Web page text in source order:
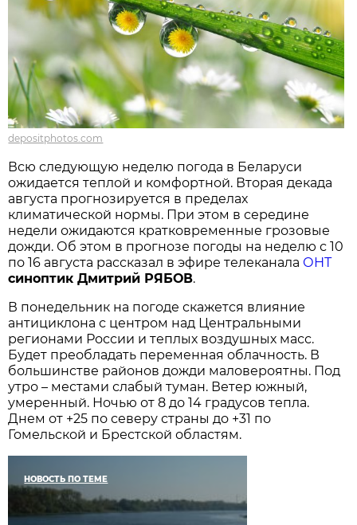
depositphotos.com
Всю следующую неделю погода в Беларуси
ожидается теплой и комфортной. Вторая декада
августа прогнозируется в пределах
климатической нормы. При этом в середине
недели ожидаются кратковременные грозовые
дожди. Об этом в прогнозе погоды на неделю с 10
по 16 августа рассказал в эфире телеканала ОНТ
синоптик Дмитрий РЯБОВ.
В понедельник на погоде скажется влияние
антициклона с центром над Центральными
регионами России и теплых воздушных масс.
Будет преобладать переменная облачность. В
большинстве районов дожди маловероятны. Под
утро – местами слабый туман. Ветер южный,
умеренный. Ночью от 8 до 14 градусов тепла.
Днем от +25 по северу страны до +31 по
Гомельской и Брестской областям.
НОВОСТЬ ПО ТЕМЕ